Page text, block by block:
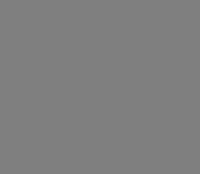
correo electrónico